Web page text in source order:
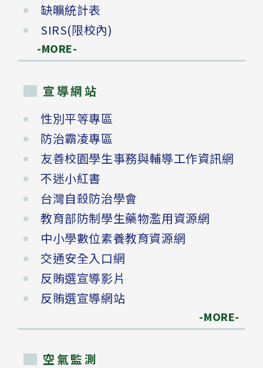
缺曠統計表
SIRS(限校內)
-MORE-
宣導網站
性別平等專區
防治霸凌專區
友善校園學生事務與輔導工作資訊網
不迷小紅書
台灣自殺防治學會
教育部防制學生藥物濫用資源網
中小學數位素養教育資源網
交通安全入口網
反賄選宣導影片
反賄選宣導網站
-MORE-
空氣監測